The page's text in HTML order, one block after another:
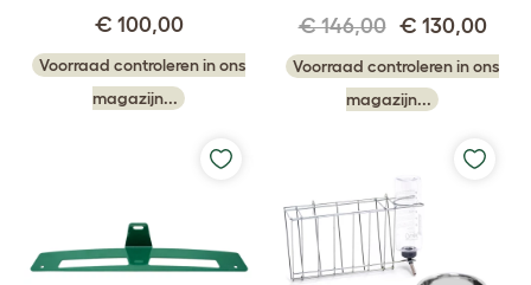
€ 100,00
Voorraad controleren in ons
magazijn...
€ 146,00 € 130,00
Voorraad controleren in ons
magazijn...